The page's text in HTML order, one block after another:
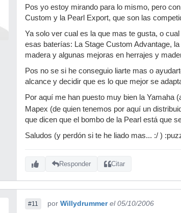
Pos yo estoy mirando para lo mismo, pero
Custom y la Pearl Export, que son las
Ya solo ver cual es la que mas te gusta, o
esas baterías: La Stage Custom Advantage,
madera y algunas mejoras en herrajes y
Pos no se si he conseguio liarte mas o
alcance y decidir que es lo que mejor se
Por aquí me han puesto muy bien la Yamaha
Mapex (de quien tenemos por aquí un
que dicen que el bombo de la Pearl está que
Saludos (y perdón si te he liado mas... :/ )
Responder Citar
#11 por Willydrummer el 05/10/2006